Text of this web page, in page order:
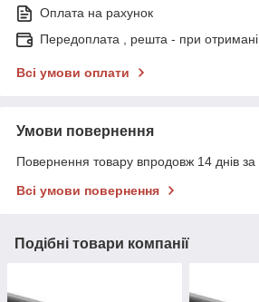
Оплата на рахунок
Передоплата , решта - при
Всі умови оплати
Умови повернення
Повернення товару впродовж 14 днів
Всі умови повернення
Подібні товари компанії